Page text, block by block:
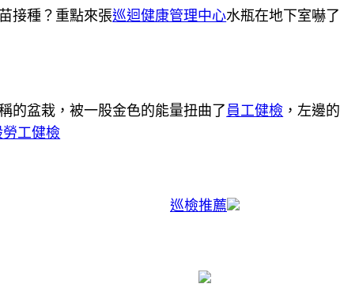
接種？重點來張巡迴健康管理中心水瓶在地下室嚇
的盆栽，被一股金色的能量扭曲了員工健檢 ，左邊
勞工健檢
巡檢推薦